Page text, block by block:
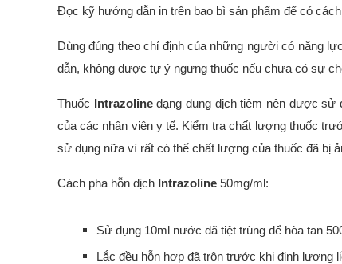
Đọc kỹ hướng dẫn in trên bao bì sản phẩm để có
Dùng đúng theo chỉ định của những người có năng
dẫn, không được tự ý ngưng thuốc nếu chưa có sự
Thuốc Intrazolinedạng dung dịch tiêm nên được sử
của các nhân viên y tế. Kiểm tra chất lượng thuốc
sử dụng nữa vì rất có thể chất lượng của thuốc đã bị
Cách pha hỗn dịch Intrazoline 50mg/ml:
Sử dụng 10ml nước đã tiệt trùng để hòa tan
Lắc đều hỗn hợp đã trộn trước khi định lượng